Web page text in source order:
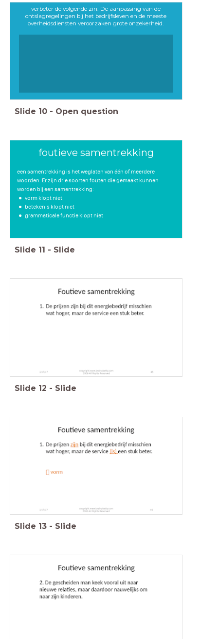
verbeter de volgende zin: De aanpassing van de
ontslagregelingen bij het bedrijfsleven en de meeste
overheidsdiensten veroorzaken grote onzekerheid.
Slide 10 - Open question
foutieve samentrekking
een samentrekking is het weglaten van één of meerdere
woorden. Er zijn drie soorten fouten die gemaakt kunnen
worden bij een samentrekking:
vorm klopt niet
betekenis klopt niet
grammaticale functie klopt niet
Slide 11 - Slide
Slide 12 - Slide
Slide 13 - Slide